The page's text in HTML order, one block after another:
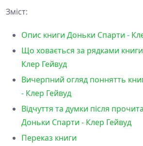
Зміст:
Опис книги Доньки Спарти -
Що ховається за рядками
Клер Гейвуд
Вичерпний огляд поннятть
- Клер Гейвуд
Відчуття та думки після
Доньки Спарти - Клер Гейвуд
Переказ книги